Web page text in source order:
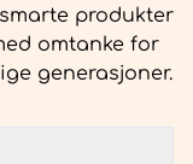
produkter
omtanke for
generasjoner.